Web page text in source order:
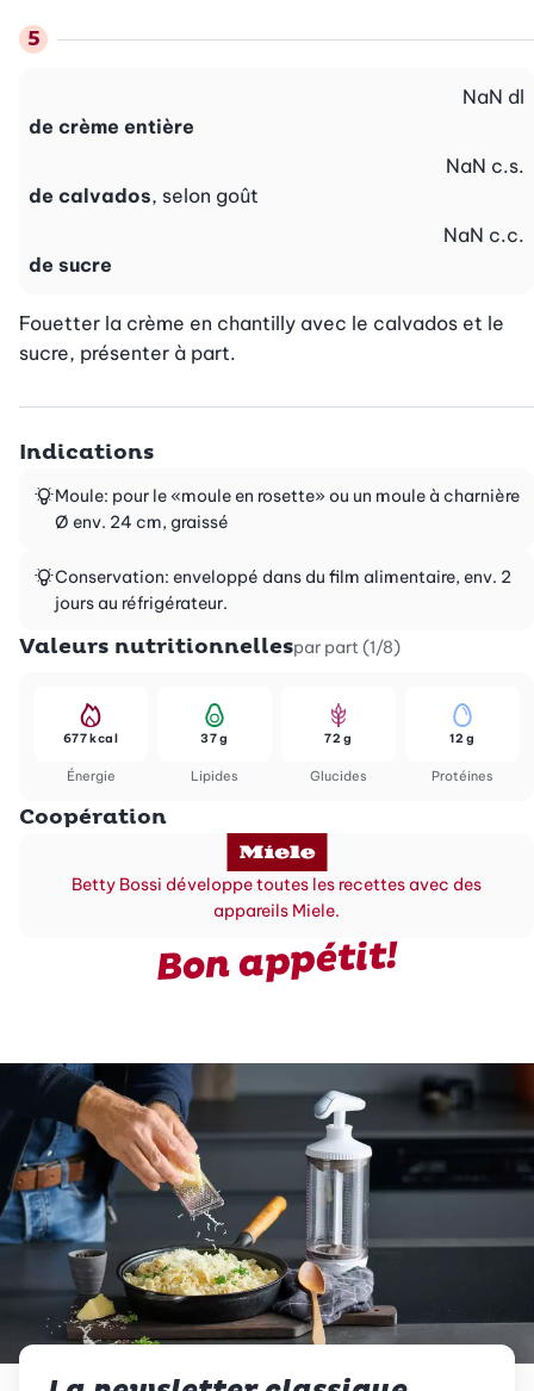
de crème entière
NaN dl
de calvados, selon goût
NaN c.s.
de sucre
NaN c.c.
Fouetter la crème en chantilly avec le calvados et le
sucre, présenter à part.
Indications
Moule: pour le «moule en rosette» ou un moule à charnière
Ø env. 24 cm, graissé
Conservation: enveloppé dans du film alimentaire, env. 2
jours au réfrigérateur.
Valeurs nutritionnellespar part (1/8)
Énergie
677 kcal
Lipides
37 g
Glucides
72 g
Protéines
12 g
Coopération
Betty Bossi développe toutes les recettes avec des
appareils Miele.
Bon appétit!